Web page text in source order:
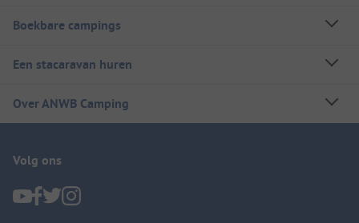
Boekbare campings
Een stacaravan huren
Over ANWB Camping
Volg ons